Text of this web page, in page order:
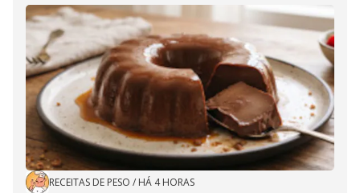
RECEITAS DE PESO / HÁ 4 HORAS